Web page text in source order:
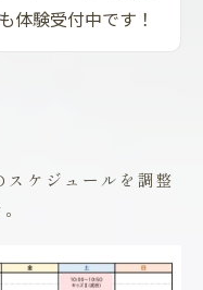
験受付中です！
ケジュールを調整